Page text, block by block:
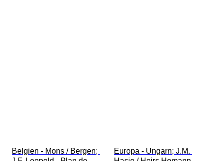
Belgien - Mons / Bergen;
Europa - Ungarn; J.M.